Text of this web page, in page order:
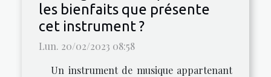
les bienfaits que présente
cet instrument ?
Lun. 20/02/2023 08:58
Un instrument de musique appartenant